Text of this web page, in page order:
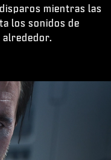
mientras las
los sonidos de
alrededor.